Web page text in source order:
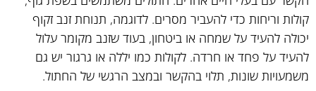
קולות וריחות כדי להעביר מסרים. לדוגמה, תנוחת זנב זקוף
יכולה להעיד על שמחה או ביטחון, בעוד שזנב מקומר עלול
להעיד על פחד או חרדה. לקולות כמו יללה או גרגור יש גם
משמעויות שונות, תלוי בהקשר ובמצב הרגשי של החתול.